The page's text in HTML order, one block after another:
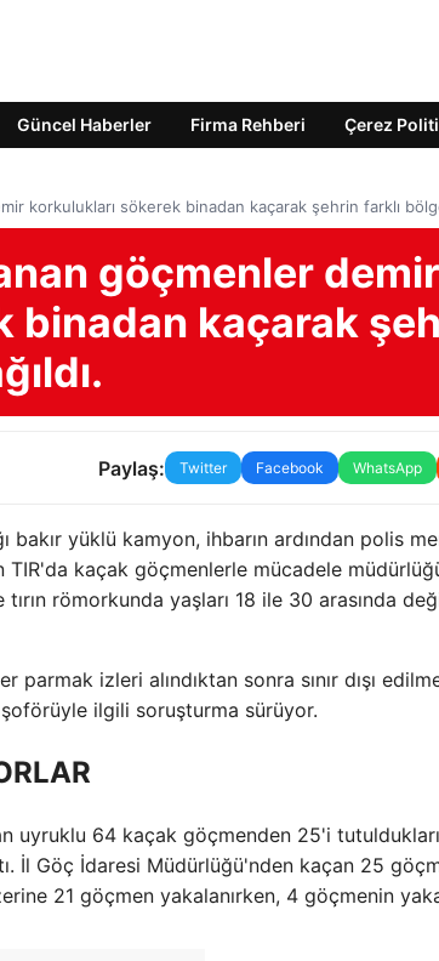
Güncel Haberler Firma Rehberi Çerez
korkulukları sökerek binadan kaçarak şehrin farklı
göçmenler demir
binadan kaçarak
Paylaş: Twitter Facebook WhatsApp
bakır yüklü kamyon, ihbarın ardından polis
kaçak göçmenlerle mücadele müdürlüğü
römorkunda yaşları 18 ile 30 arasında
izleri alındıktan sonra sınır dışı
ilgili soruşturma sürüyor.
uyruklu 64 kaçak göçmenden 25'i tutuldukları
İl Göç İdaresi Müdürlüğü'nden kaçan 25
21 göçmen yakalanırken, 4 göçmenin